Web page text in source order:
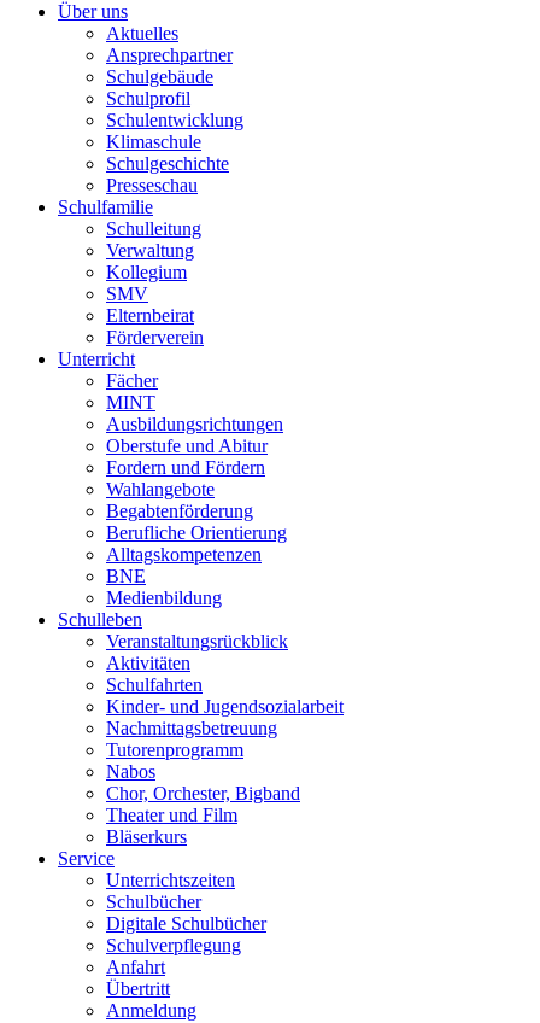
Über uns
Aktuelles
Ansprechpartner
Schulgebäude
Schulprofil
Schulentwicklung
Klimaschule
Schulgeschichte
Presseschau
Schulfamilie
Schulleitung
Verwaltung
Kollegium
SMV
Elternbeirat
Förderverein
Unterricht
Fächer
MINT
Ausbildungsrichtungen
Oberstufe und Abitur
Fordern und Fördern
Wahlangebote
Begabtenförderung
Berufliche Orientierung
Alltagskompetenzen
BNE
Medienbildung
Schulleben
Veranstaltungsrückblick
Aktivitäten
Schulfahrten
Kinder- und Jugendsozialarbeit
Nachmittagsbetreuung
Tutorenprogramm
Nabos
Chor, Orchester, Bigband
Theater und Film
Bläserkurs
Service
Unterrichtszeiten
Schulbücher
Digitale Schulbücher
Schulverpflegung
Anfahrt
Übertritt
Anmeldung